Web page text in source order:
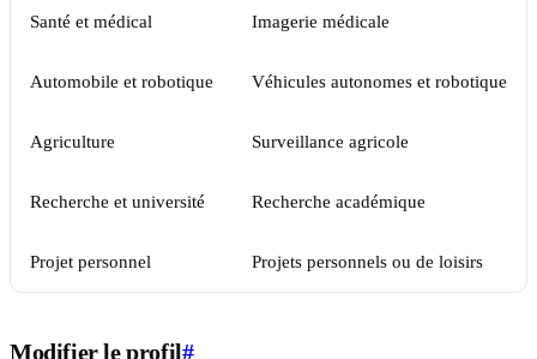
Santé et médical Imagerie médicale
Automobile et robotique Véhicules autonomes et robotique
Agriculture Surveillance agricole
Recherche et université Recherche académique
Projet personnel Projets personnels ou de loisirs
Modifier le profil#